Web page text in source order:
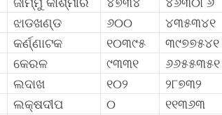
ଝାଡଖଣ୍ଡ ୬୦୦ ୪୩୫୩୪୧
କର୍ଣ୍ଣାଟକ ୧୦୩୯୫ ୩୯୭୭୫୪୧
କେରଳ ୯୩୩୧ ୬୬୫୫୩୫୧
ଲଦାଖ ୧୦୨ ୨୮୭୩୨
ଲକ୍ଷଦୀପ ୦ ୧୧୩୬୩